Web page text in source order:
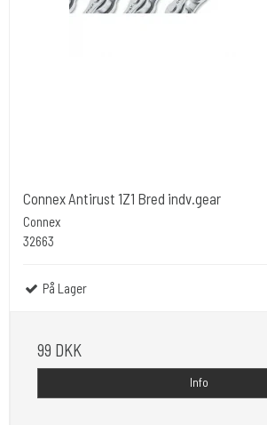
Connex Antirust 1Z1 Bred indv.gear
Connex
32663
På Lager
99 DKK
Info